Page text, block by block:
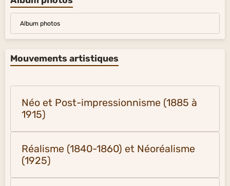
Galerie vidéos
Album photos
Mouvements artistiques
Néo et Post-impressionnisme (1885 à
1915)